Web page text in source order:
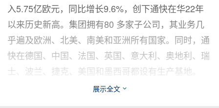
入5.75亿欧元，同比增长9.6%，创下通快在华22年
以来历史新高。集团拥有80 多家子公司，其业务几
乎遍及欧洲、北美、南美和亚洲所有国家。同时，通
快在德国、中国、法国、英国、意大利、奥地利、瑞
士、波兰、捷克、美国和墨西哥都设有生产基地。
展示全文